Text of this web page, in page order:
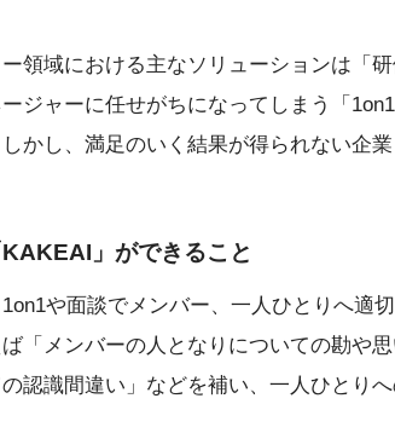
領域における主なソリューションは「
ジャーに任せがちになってしまう「
かし、満足のいく結果が得られない企
」ができること
や面談でメンバー、一人ひとりへ適
「メンバーの人となりについての勘や
認識間違い」などを補い、一人ひとりへ